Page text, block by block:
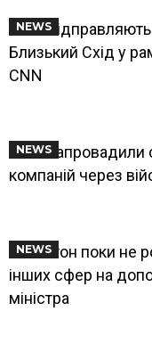
NEWS
США
Близький Схід у
CNN
NEWS
США запровадили
компаній через
NEWS
Пентагон поки не
інших сфер на
міністра